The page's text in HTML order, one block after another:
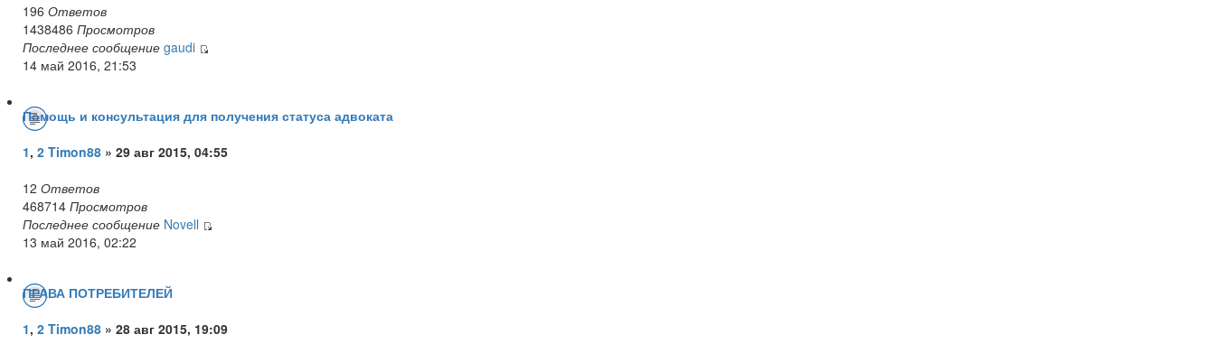
196 Ответов
1438486 Просмотров
Последнее сообщение gaudi
14 май 2016, 21:53
Помощь и консультация для получения статуса адвоката
1, 2 Timon88 » 29 авг 2015, 04:55
12 Ответов
468714 Просмотров
Последнее сообщение Novell
13 май 2016, 02:22
ПРАВА ПОТРЕБИТЕЛЕЙ
1, 2 Timon88 » 28 авг 2015, 19:09